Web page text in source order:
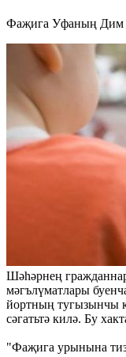
Фаҗига Уфаның Дим
Шәһәрнең
мәгълүматлары
йортның тугызынчы
сәгатьтә килә. Бу
"Фаҗига урынына